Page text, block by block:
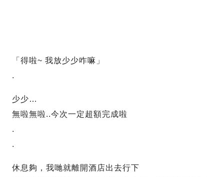
「得啦~ 我放少少咋嘛」
.
少少…
無啦無啦..今次一定超額完成啦
.
.
休息夠，我哋就離開酒店出去行下